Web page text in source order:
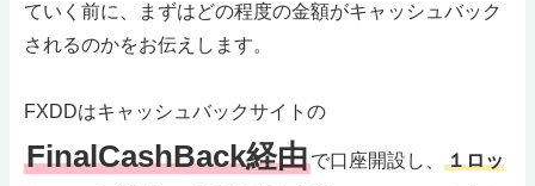
ていく前に、まずはどの程度の金額がキャッシュバック
されるのかをお伝えします。
FXDDはキャッシュバックサイトの
FinalCashBack経由で口座開設し、
１ロッ